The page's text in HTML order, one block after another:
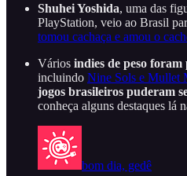
Shuhei Yoshida, uma das
PlayStation, veio ao Brasil
tomou cachaça e amou o
Vários indies de peso
incluindo Nine Sols e Mullet
jogos brasileiros puderam
conheça alguns destaques lá
bom dia, gedê